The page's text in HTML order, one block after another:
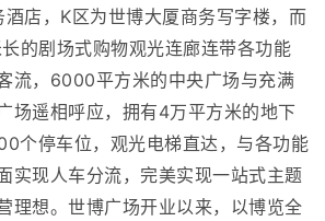
店，K区为世博大厦商务写字楼，而
的剧场式购物观光连廊连带各功能
流，6000平方米的中央广场与充满
场遥相呼应，拥有4万平方米的地下
个停车位，观光电梯直达，与各功能
实现人车分流，完美实现一站式主题
理想。世博广场开业以来，以博览全